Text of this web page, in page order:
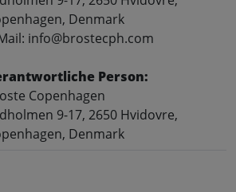
Denmark
info@brostecph.com
Person:
Copenhagen
9-17, 2650 Hvidovre,
Denmark